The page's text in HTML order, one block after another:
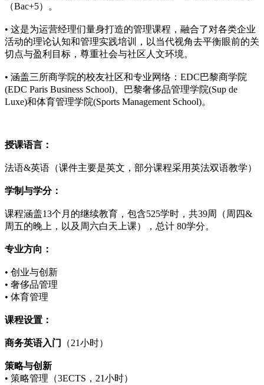
（Bac+5）。
• 这是为运营经理们量身打造的管理课程，融合了对各类企业
活动的理论认知和管理实践培训，以当代视角去平衡眼前的关
切点与盈利目标，尊重社会与社区人文环境。
• 涵盖三所商学院的校友社区和专业网络：EDC巴黎商学院
(EDC Paris Business School)、巴黎奢侈品管理学院(Sup de
Luxe)和体育管理学院(Sports Management School)。
授课语言：
法语&英语（课件主要是英文，部分课程采用英法双语教学）
学制与学分：
课程涵盖13个月的继续教育，包含525学时，共39周（周四&
周五的晚上，以及周六白天上课），总计 80学分。
专业方向：
• 创业与创新
• 奢侈品管理
• 体育管理
课程设置：
商务英语入门 （21小时）
策略与创新
• 策略管理（3ECTS，21小时）